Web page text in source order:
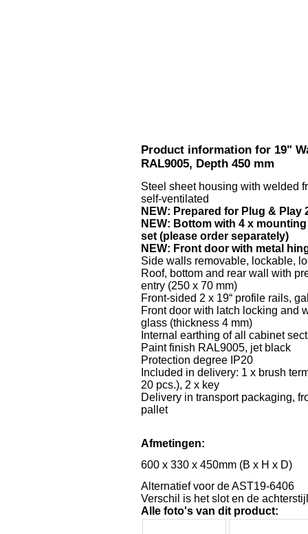
Product information for 19"
RAL9005, Depth 450 mm
Steel sheet housing with welded
self-ventilated
NEW: Prepared for Plug & Play
NEW: Bottom with 4 x
set (please order separately)
NEW: Front door with metal
Side walls removable, lockable,
Roof, bottom and rear wall with
entry (250 x 70 mm)
Front-sided 2 x 19“ profile rails,
Front door with latch locking and
glass (thickness 4 mm)
Internal earthing of all cabinet
Paint finish RAL9005, jet black
Protection degree IP20
Included in delivery: 1 x brush
20 pcs.), 2 x key
Delivery in transport packaging,
pallet
Afmetingen:
600 x 330 x 450mm (B x H x D)
Alternatief voor de AST19-6406
Verschil is het slot en de
Alle foto's van dit product: